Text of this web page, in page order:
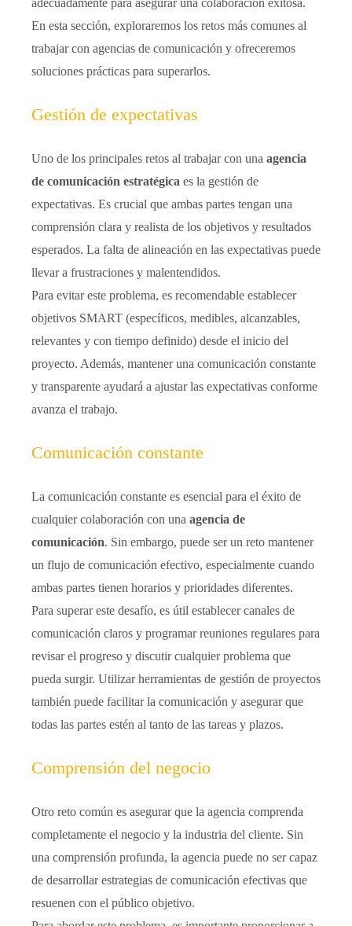
adecuadamente para asegurar una colaboración exitosa.
En esta sección, exploraremos los retos más comunes al
trabajar con agencias de comunicación y ofreceremos
soluciones prácticas para superarlos.
Gestión de expectativas
Uno de los principales retos al trabajar con una agencia
de comunicación estratégica es la gestión de
expectativas. Es crucial que ambas partes tengan una
comprensión clara y realista de los objetivos y resultados
esperados. La falta de alineación en las expectativas puede
llevar a frustraciones y malentendidos.
Para evitar este problema, es recomendable establecer
objetivos SMART (específicos, medibles, alcanzables,
relevantes y con tiempo definido) desde el inicio del
proyecto. Además, mantener una comunicación constante
y transparente ayudará a ajustar las expectativas conforme
avanza el trabajo.
Comunicación constante
La comunicación constante es esencial para el éxito de
cualquier colaboración con una agencia de
comunicación. Sin embargo, puede ser un reto mantener
un flujo de comunicación efectivo, especialmente cuando
ambas partes tienen horarios y prioridades diferentes.
Para superar este desafío, es útil establecer canales de
comunicación claros y programar reuniones regulares para
revisar el progreso y discutir cualquier problema que
pueda surgir. Utilizar herramientas de gestión de proyectos
también puede facilitar la comunicación y asegurar que
todas las partes estén al tanto de las tareas y plazos.
Comprensión del negocio
Otro reto común es asegurar que la agencia comprenda
completamente el negocio y la industria del cliente. Sin
una comprensión profunda, la agencia puede no ser capaz
de desarrollar estrategias de comunicación efectivas que
resuenen con el público objetivo.